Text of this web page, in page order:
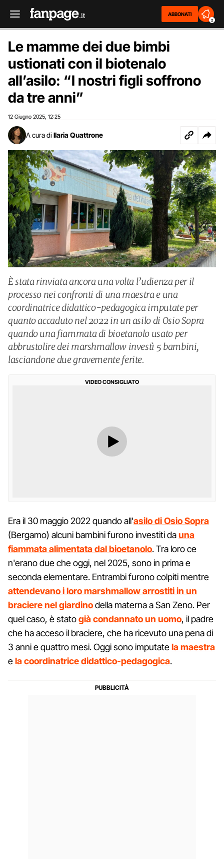
ABBONATI
2
Le mamme dei due bimbi
ustionati con il biotenalo
all’asilo: “I nostri figli soffrono
da tre anni”
12 Giugno 2025 12:25
A cura di Ilaria Quattrone
È stata rinviata ancora una volta l’udienza per il
processo nei confronti di una maestra e una
coordinatrice didattico-pedagogica imputate per
quanto accaduto nel 2022 in un asilo di Osio Sopra
quando una fiammata di bioetanolo usato per
abbrustolire dei marshmallow investì 5 bambini,
lasciandone due gravemente ferite.
VIDEO CONSIGLIATO
Era il 30 maggio 2022 quando all'asilo di Osio Sopra
(Bergamo) alcuni bambini furono investiti dauna
fiammata alimentata dal bioetanolo. Tra loro ce
n'erano due che oggi, nel 2025, sono in prima e
seconda elementare. Entrambi furono colpiti mentre
attendevano i loro marshmallow arrostiti in un
braciere nel giardinodella materna a San Zeno. Per
quel caso, è statogià condannato un uomo, il padre
che ha acceso il braciere, che ha ricevuto una pena di
3 anni e quattro mesi. Oggi sono imputatela maestra
ela coordinatrice didattico-pedagogica.